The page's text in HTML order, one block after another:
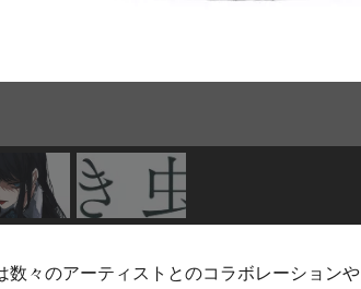
々のアーティストとのコラボレーション